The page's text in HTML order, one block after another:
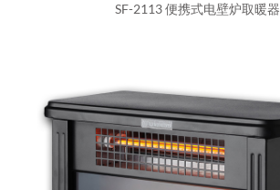
SF-2113 便携式电壁炉取暖器